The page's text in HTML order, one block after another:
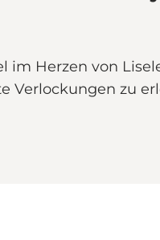
im Herzen von
Verlockungen zu